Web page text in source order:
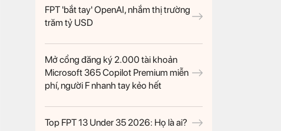
FPT 'bắt tay' OpenAI, nhắm thị trường
trăm tỷ USD
Mở cổng đăng ký 2.000 tài khoản
Microsoft 365 Copilot Premium miễn
phí, người F nhanh tay kẻo hết
Top FPT 13 Under 35 2026: Họ là ai?